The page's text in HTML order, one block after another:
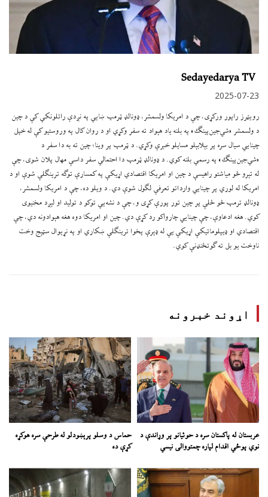
Sedayedarya TV
2025-07-23
رويټرز راپور ورکړی، چې د امریکا ولسمشر، ډونالډ ټرمپ ښايي په نږدې راتلونکي کې د چین
د ولسمشر «شي‌جین‌پینګ» په بلنه یاد هېواد ته سفر وکړي او د روان کال په وروستيو کې له خپل
چینايي سیال سره پر بېلابېلو مسایلو خبرې وکړي. د ټرمپ پر وینا؛ چین ته به دا سفر د
«شي‌جین‌پینګ» په رسمي بلنه کوي. د ډونالډ ټرمپ دا احتمالي سفر داسې مهال پلان شوی، چې
له تېرو څو میاشتو راهیسې د چین او امریکا اقتصادي اړیکې په کمسارې توګه ترینګلې شوې او د
امریکا له لوري پر چینايي وارداتو تعرفې لګول شوې دي. د ویلو ده، چې د امریکا ولسمشر،
ډونالډ ترمپ څو ځلې پر چین تور پورې کړی و، چې د نشه‌يي توکو د تولید او لېږد مخنیوی
کوي. هغه ادعاوې، چې چینايي چارواکو رد کړې دي. چین او امریکا دوه هغه هېوادونه دي، چې
اقتصادي او ډیپلوماتیکې اړیکې یې له ډېرې پخوا ترینګلې ښکاري او په نړیوال سټېج وخت
ناوخت یو بل ته ګوتڅنډنې کوي.
اړوند خبرونه
عربستان له پاکستان سره د حوثیانو پر وړاندې د
نوي پوځي اقدام لپاره چمتووالی نیسي
حماس د وسلو پرېښودلو له طرحې سره هوکړه
کړې ده